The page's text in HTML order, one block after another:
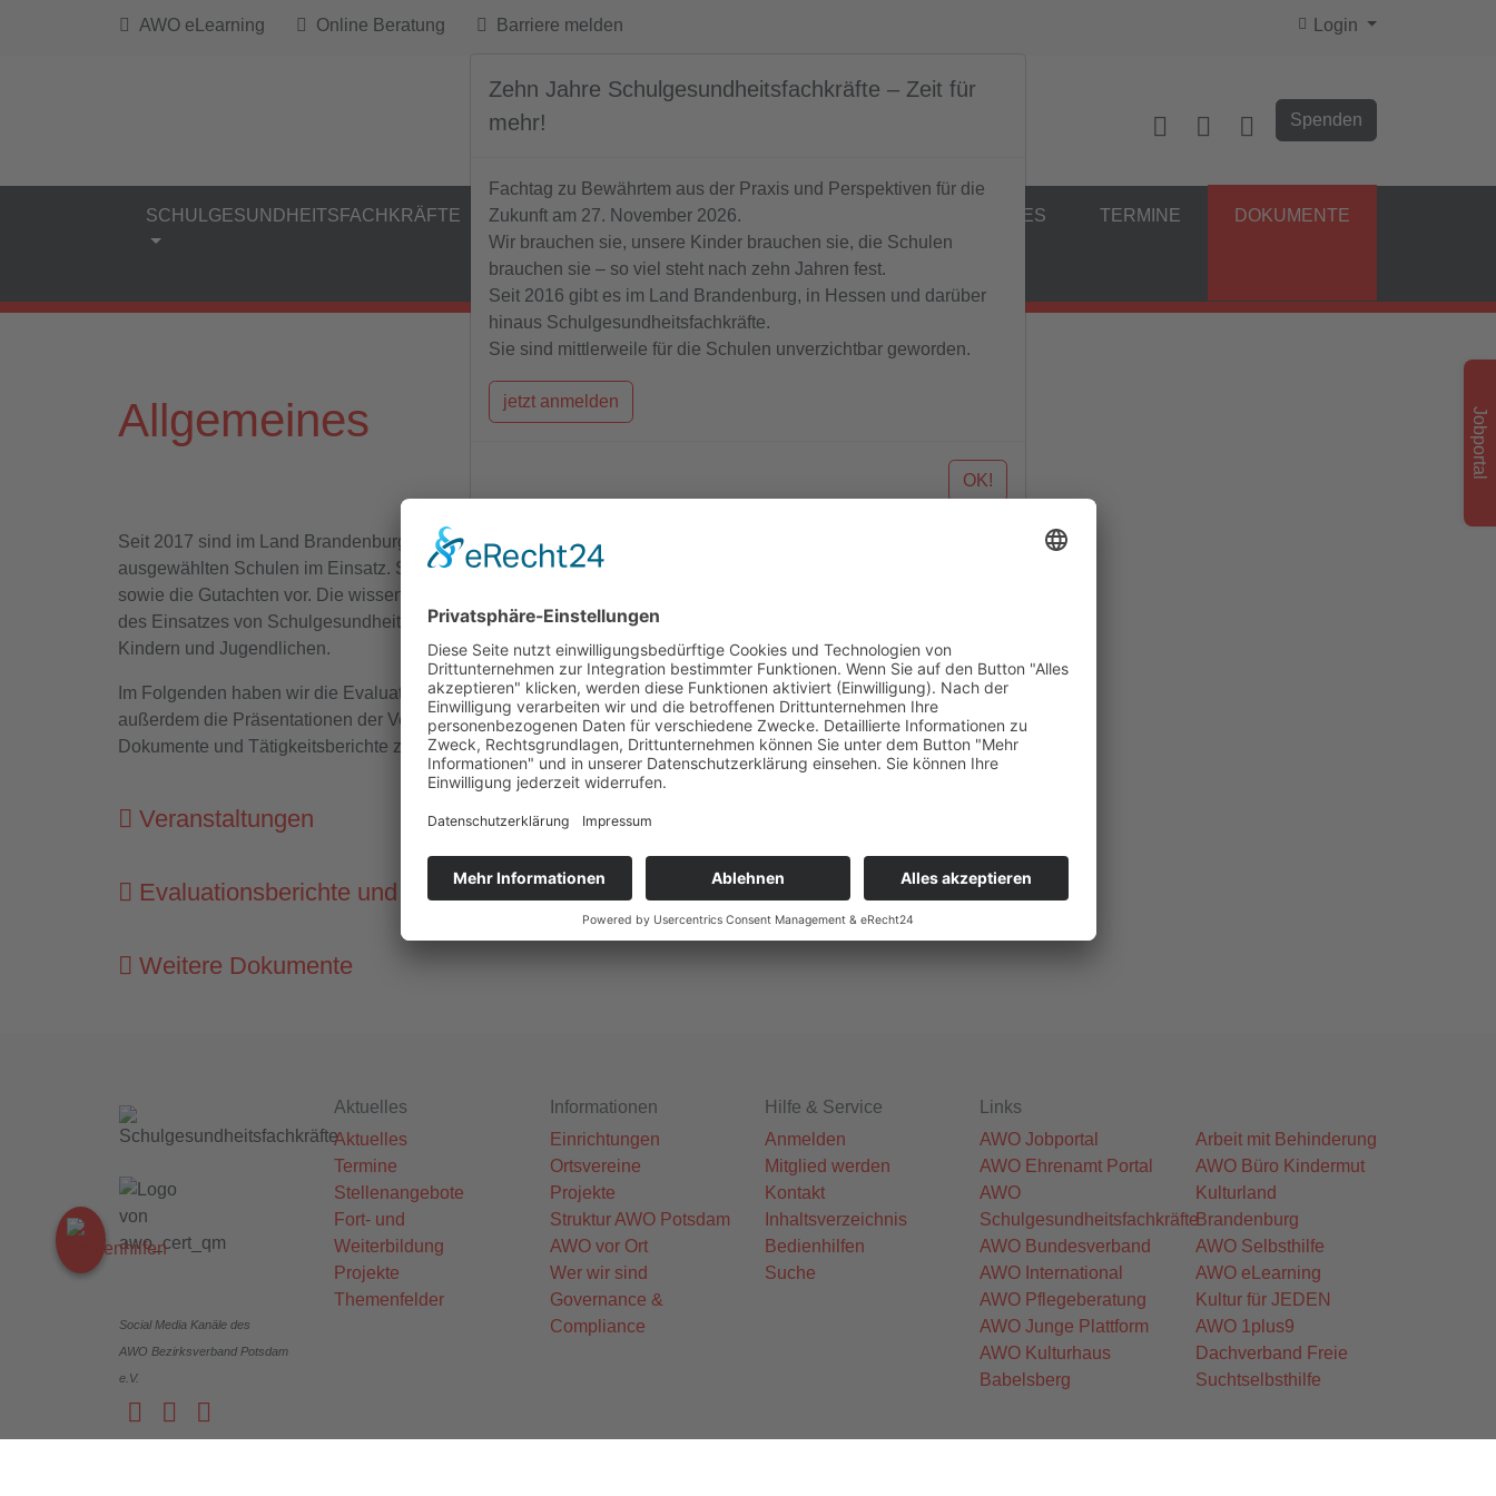
AWO eLearning Online Beratung Barriere melden Login
Spenden
SCHULGESUNDHEITSFACHKRÄFTE
DAS
MODELLPROJEKT
WISSENSWERTES AKTUELLES TERMINE DOKUMENTE
Allgemeines
Seit 2017 sind im Land Brandenburg im Rahmen des Modellprojektes Schulgesundheitsfachkräfte an
ausgewählten Schulen im Einsatz. Seit Anfang dieses Jahres liegen alle Ergebnisse der Evaluationen
sowie die Gutachten vor. Die wissenschaftlichen Begutachtungen zeigen eindeutig die positiven Effekte
des Einsatzes von Schulgesundheitsfachkräften auf die Gesundheit und die Gesundheitskompetenz von
Kindern und Jugendlichen.
Im Folgenden haben wir die Evaluationsberichte und Gutachten zusammengestellt. Als pdf-Dateien sind
außerdem die Präsentationen der Veranstaltungen und Fachtage der vergangenen Jahre sowie weitere
Dokumente und Tätigkeitsberichte zum Modellprojekt abrufbar.
Veranstaltungen
Evaluationsberichte und Gutachten
Weitere Dokumente
Social Media Kanäle des
AWO Bezirksverband Potsdam
e.V.
Aktuelles
Aktuelles
Termine
Stellenangebote
Fort- und
Weiterbildung
Projekte
Themenfelder
Informationen
Einrichtungen
Ortsvereine
Projekte
Struktur AWO Potsdam
AWO vor Ort
Wer wir sind
Governance &
Compliance
Hilfe & Service
Anmelden
Mitglied werden
Kontakt
Inhaltsverzeichnis
Bedienhilfen
Suche
Links
AWO Jobportal
AWO Ehrenamt Portal
AWO
Schulgesundheitsfachkräfte
AWO Bundesverband
AWO International
AWO Pflegeberatung
AWO Junge Plattform
AWO Kulturhaus
Babelsberg
Arbeit mit Behinderung
AWO Büro Kindermut
Kulturland
Brandenburg
AWO Selbsthilfe
AWO eLearning
Kultur für JEDEN
AWO 1plus9
Dachverband Freie
Suchtselbsthilfe
Jobportal
Zehn Jahre Schulgesundheitsfachkräfte – Zeit für
mehr!
Fachtag zu Bewährtem aus der Praxis und Perspektiven für die
Zukunft am 27. November 2026.
Wir brauchen sie, unsere Kinder brauchen sie, die Schulen
brauchen sie – so viel steht nach zehn Jahren fest.
Seit 2016 gibt es im Land Brandenburg, in Hessen und darüber
hinaus Schulgesundheitsfachkräfte.
Sie sind mittlerweile für die Schulen unverzichtbar geworden.
jetzt anmelden
OK!